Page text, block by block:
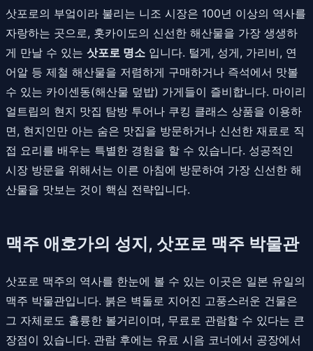
삿포로의 부엌이라 불리는 니조 시장은 100년 이상의 역사를
자랑하는 곳으로, 홋카이도의 신선한 해산물을 가장 생생하
게 만날 수 있는 삿포로 명소 입니다. 털게, 성게, 가리비, 연
어알 등 제철 해산물을 저렴하게 구매하거나 즉석에서 맛볼
수 있는 카이센동(해산물 덮밥) 가게들이 즐비합니다. 마이리
얼트립의 현지 맛집 탐방 투어나 쿠킹 클래스 상품을 이용하
면, 현지인만 아는 숨은 맛집을 방문하거나 신선한 재료로 직
접 요리를 배우는 특별한 경험을 할 수 있습니다. 성공적인
시장 방문을 위해서는 이른 아침에 방문하여 가장 신선한 해
산물을 맛보는 것이 핵심 전략입니다.
맥주 애호가의 성지, 삿포로 맥주 박물관
삿포로 맥주의 역사를 한눈에 볼 수 있는 이곳은 일본 유일의
맥주 박물관입니다. 붉은 벽돌로 지어진 고풍스러운 건물은
그 자체로도 훌륭한 볼거리이며, 무료로 관람할 수 있다는 큰
장점이 있습니다. 관람 후에는 유료 시음 코너에서 공장에서